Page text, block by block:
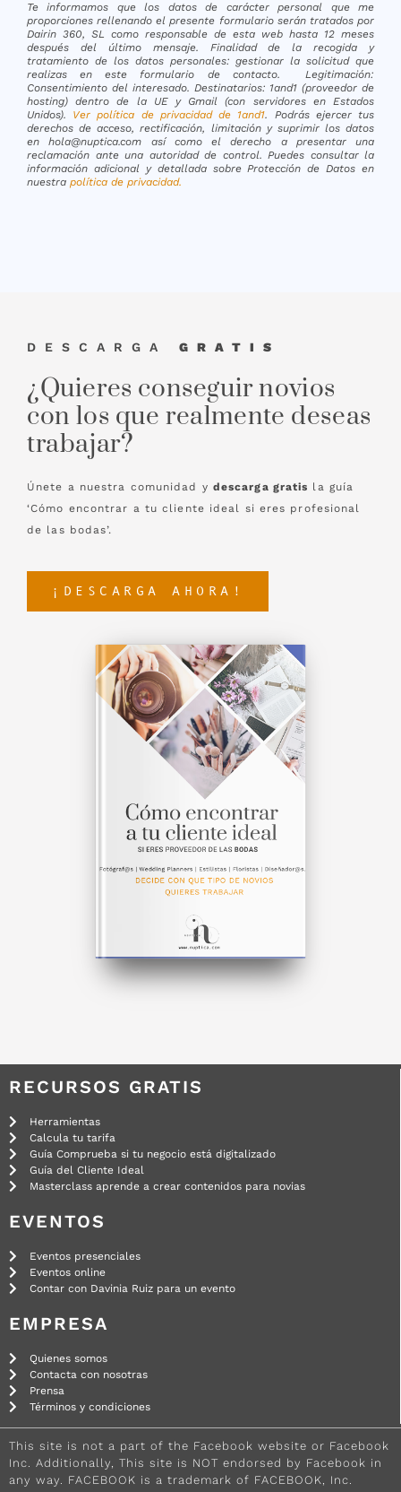
Te informamos que los datos de carácter personal que me
proporciones rellenando el presente formulario serán tratados por
Dairin 360, SL como responsable de esta web hasta 12 meses
después del último mensaje. Finalidad de la recogida y
tratamiento de los datos personales: gestionar la solicitud que
realizas en este formulario de contacto. Legitimación:
Consentimiento del interesado. Destinatarios: 1and1 (proveedor de
hosting) dentro de la UE y Gmail (con servidores en Estados
Unidos). Ver política de privacidad de 1and1. Podrás ejercer tus
derechos de acceso, rectificación, limitación y suprimir los datos
en hola@nuptica.com así como el derecho a presentar una
reclamación ante una autoridad de control. Puedes consultar la
información adicional y detallada sobre Protección de Datos en
nuestra política de privacidad.
DESCARGA GRATIS
¿Quieres conseguir novios
con los que realmente deseas
trabajar?
Únete a nuestra comunidad y descarga gratis la guía
‘Cómo encontrar a tu cliente ideal si eres profesional
de las bodas’.
¡DESCARGA AHORA!
RECURSOS GRATIS
Herramientas
Calcula tu tarifa
Guía Comprueba si tu negocio está digitalizado
Guía del Cliente Ideal
Masterclass aprende a crear contenidos para novias
EVENTOS
Eventos presenciales
Eventos online
Contar con Davinia Ruiz para un evento
EMPRESA
Quienes somos
Contacta con nosotras
Prensa
Términos y condiciones
This site is not a part of the Facebook website or Facebook
Inc. Additionally, This site is NOT endorsed by Facebook in
any way. FACEBOOK is a trademark of FACEBOOK, Inc.